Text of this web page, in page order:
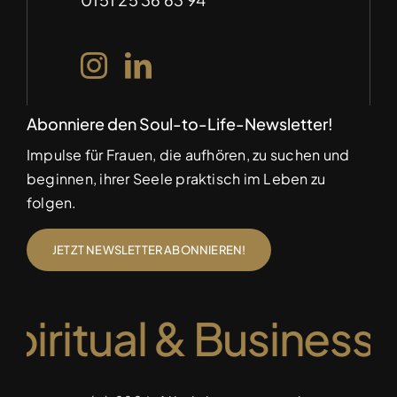
Abonniere den Soul-to-Life-Newsletter!
Impulse für Frauen, die aufhören, zu suchen und
beginnen, ihrer Seele praktisch im Leben zu
folgen.
JETZT NEWSLETTER ABONNIEREN!
& Business